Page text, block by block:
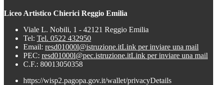
Liceo Artistico Chierici Reggio Emilia
Viale L. Nobili, 1 - 42121 Reggio Emilia
Tel: Tel. 0522 432950
Email: resd01000l@istruzione.itLink per inviare una mail
PEC: resd01000l@pec.istruzione.itLink per inviare una mail
C.F.: 80013050358
https://wisp2.pagopa.gov.it/wallet/privacyDetails